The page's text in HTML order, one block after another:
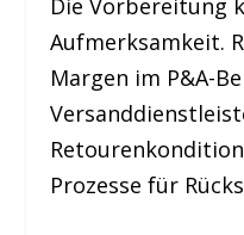
Die Vorbereitung
Aufmerksamkeit.
Margen im P&A-
Prozesse für